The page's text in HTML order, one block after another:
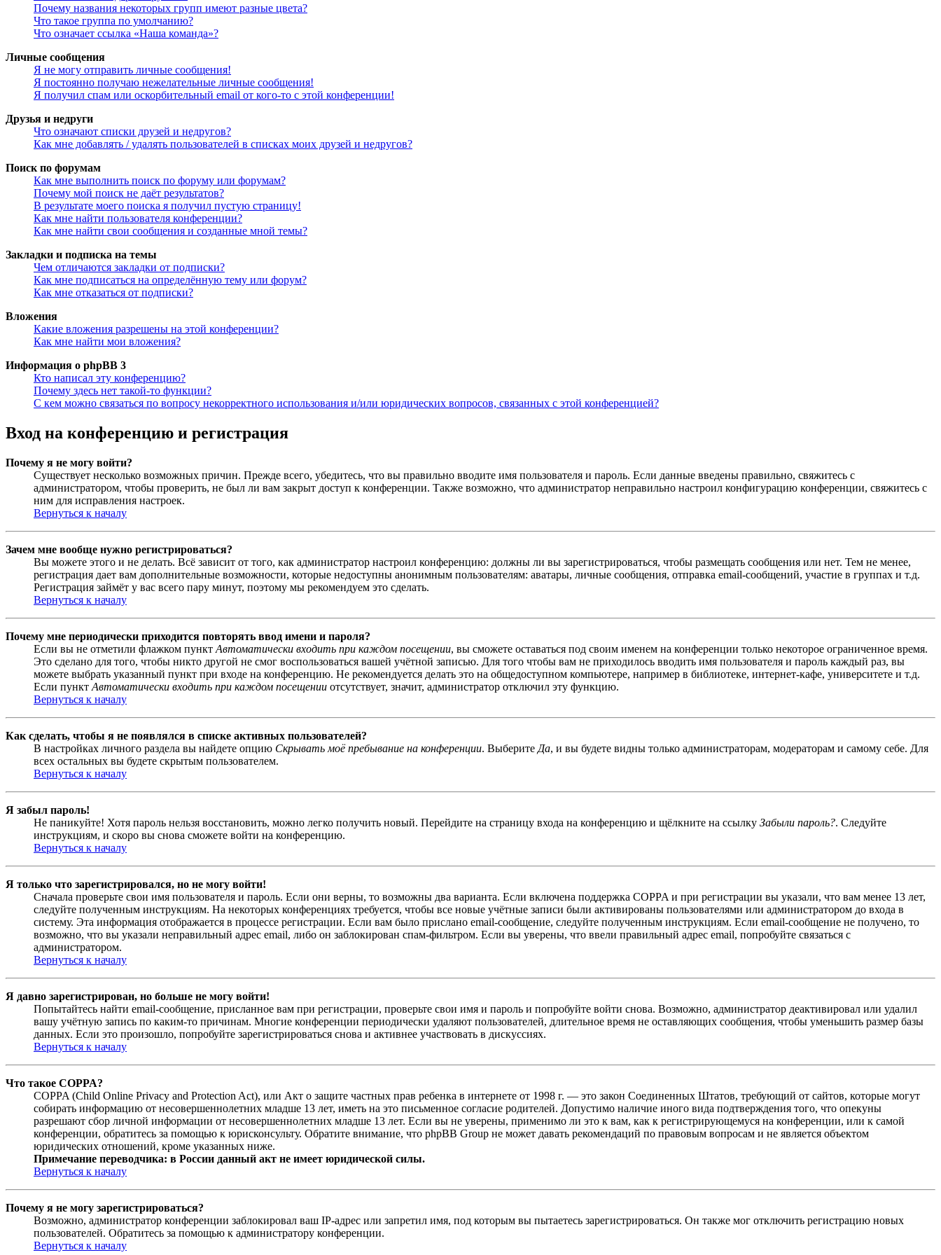
Почему названия некоторых групп имеют разные цвета?
Что такое группа по умолчанию?
Что означает ссылка «Наша команда»?
Личные сообщения
Я не могу отправить личные сообщения!
Я постоянно получаю нежелательные личные сообщения!
Я получил спам или оскорбительный email от кого-то с этой конференции!
Друзья и недруги
Что означают списки друзей и недругов?
Как мне добавлять / удалять пользователей в списках моих друзей и недругов?
Поиск по форумам
Как мне выполнить поиск по форуму или форумам?
Почему мой поиск не даёт результатов?
В результате моего поиска я получил пустую страницу!
Как мне найти пользователя конференции?
Как мне найти свои сообщения и созданные мной темы?
Закладки и подписка на темы
Чем отличаются закладки от подписки?
Как мне подписаться на определённую тему или форум?
Как мне отказаться от подписки?
Вложения
Какие вложения разрешены на этой конференции?
Как мне найти мои вложения?
Информация о phpBB 3
Кто написал эту конференцию?
Почему здесь нет такой-то функции?
С кем можно связаться по вопросу некорректного использования и/или юридических вопросов, связанных с этой конференцией?
Вход на конференцию и регистрация
Почему я не могу войти?
Существует несколько возможных причин. Прежде всего, убедитесь, что вы правильно вводите имя пользователя и пароль. Если данные введены правильно, свяжитесь с
администратором, чтобы проверить, не был ли вам закрыт доступ к конференции. Также возможно, что администратор неправильно настроил конфигурацию конференции, свяжитесь с
ним для исправления настроек.
Вернуться к началу
Зачем мне вообще нужно регистрироваться?
Вы можете этого и не делать. Всё зависит от того, как администратор настроил конференцию: должны ли вы зарегистрироваться, чтобы размещать сообщения или нет. Тем не менее,
регистрация дает вам дополнительные возможности, которые недоступны анонимным пользователям: аватары, личные сообщения, отправка email-сообщений, участие в группах и т.д.
Регистрация займёт у вас всего пару минут, поэтому мы рекомендуем это сделать.
Вернуться к началу
Почему мне периодически приходится повторять ввод имени и пароля?
Если вы не отметили флажком пункт Автоматически входить при каждом посещении, вы сможете оставаться под своим именем на конференции только некоторое ограниченное время.
Это сделано для того, чтобы никто другой не смог воспользоваться вашей учётной записью. Для того чтобы вам не приходилось вводить имя пользователя и пароль каждый раз, вы
можете выбрать указанный пункт при входе на конференцию. Не рекомендуется делать это на общедоступном компьютере, например в библиотеке, интернет-кафе, университете и т.д.
Если пункт Автоматически входить при каждом посещении отсутствует, значит, администратор отключил эту функцию.
Вернуться к началу
Как сделать, чтобы я не появлялся в списке активных пользователей?
В настройках личного раздела вы найдете опцию Скрывать моё пребывание на конференции. Выберите Да, и вы будете видны только администраторам, модераторам и самому себе. Для
всех остальных вы будете скрытым пользователем.
Вернуться к началу
Я забыл пароль!
Не паникуйте! Хотя пароль нельзя восстановить, можно легко получить новый. Перейдите на страницу входа на конференцию и щёлкните на ссылку Забыли пароль?. Следуйте
инструкциям, и скоро вы снова сможете войти на конференцию.
Вернуться к началу
Я только что зарегистрировался, но не могу войти!
Сначала проверьте свои имя пользователя и пароль. Если они верны, то возможны два варианта. Если включена поддержка COPPA и при регистрации вы указали, что вам менее 13 лет,
следуйте полученным инструкциям. На некоторых конференциях требуется, чтобы все новые учётные записи были активированы пользователями или администратором до входа в
систему. Эта информация отображается в процессе регистрации. Если вам было прислано email-сообщение, следуйте полученным инструкциям. Если email-сообщение не получено, то
возможно, что вы указали неправильный адрес email, либо он заблокирован спам-фильтром. Если вы уверены, что ввели правильный адрес email, попробуйте связаться с
администратором.
Вернуться к началу
Я давно зарегистрирован, но больше не могу войти!
Попытайтесь найти email-сообщение, присланное вам при регистрации, проверьте свои имя и пароль и попробуйте войти снова. Возможно, администратор деактивировал или удалил
вашу учётную запись по каким-то причинам. Многие конференции периодически удаляют пользователей, длительное время не оставляющих сообщения, чтобы уменьшить размер базы
данных. Если это произошло, попробуйте зарегистрироваться снова и активнее участвовать в дискуссиях.
Вернуться к началу
Что такое COPPA?
COPPA (Child Online Privacy and Protection Act), или Акт о защите частных прав ребенка в интернете от 1998 г. — это закон Соединенных Штатов, требующий от сайтов, которые могут
собирать информацию от несовершеннолетних младше 13 лет, иметь на это письменное согласие родителей. Допустимо наличие иного вида подтверждения того, что опекуны
разрешают сбор личной информации от несовершеннолетних младше 13 лет. Если вы не уверены, применимо ли это к вам, как к регистрирующемуся на конференции, или к самой
конференции, обратитесь за помощью к юрисконсульту. Обратите внимание, что phpBB Group не может давать рекомендаций по правовым вопросам и не является объектом
юридических отношений, кроме указанных ниже.
Примечание переводчика: в России данный акт не имеет юридической силы.
Вернуться к началу
Почему я не могу зарегистрироваться?
Возможно, администратор конференции заблокировал ваш IP-адрес или запретил имя, под которым вы пытаетесь зарегистрироваться. Он также мог отключить регистрацию новых
пользователей. Обратитесь за помощью к администратору конференции.
Вернуться к началу